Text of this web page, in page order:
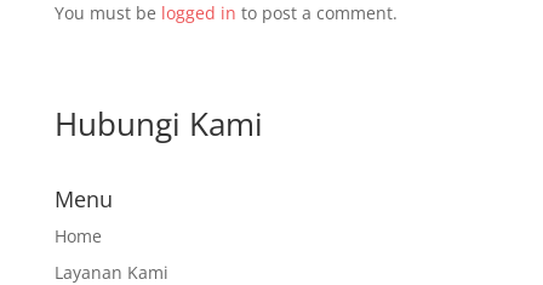
You must be logged in to post a comment.
Hubungi Kami
Menu
Home
Layanan Kami